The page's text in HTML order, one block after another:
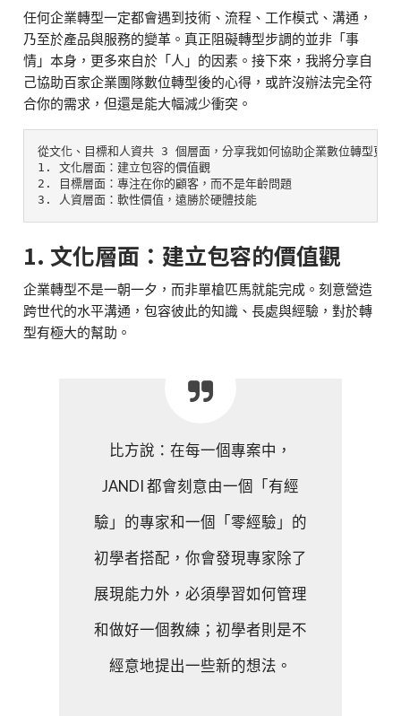
任何企業轉型一定都會遇到技術、流程、工作模式、溝通，
乃至於產品與服務的變革。真正阻礙轉型步調的並非「事
情」本身，更多來自於「人」的因素。接下來，我將分享自
己協助百家企業團隊數位轉型後的心得，或許沒辦法完全符
合你的需求，但還是能大幅減少衝突。
1. 文化層面：建立包容的價值觀
2. 目標層面：專注在你的顧客，而不是年齡問題
3. 人資層面：軟性價值，遠勝於硬體技能
1. 文化層面：建立包容的價值觀
企業轉型不是一朝一夕，而非單槍匹馬就能完成。刻意營造
跨世代的水平溝通，包容彼此的知識、長處與經驗，對於轉
型有極大的幫助。
比方說：在每一個專案中，
JANDI 都會刻意由一個「有經
驗」的專家和一個「零經驗」的
初學者搭配，你會發現專家除了
展現能力外，必須學習如何管理
和做好一個教練；初學者則是不
經意地提出一些新的想法。